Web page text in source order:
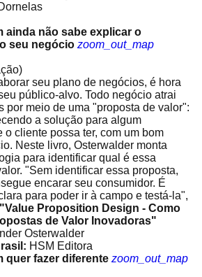
ainda não sabe explicar o
seu negócio zoom_out_map
seu plano de negócios, é hora
público-alvo. Todo negócio atrai
por meio de uma "proposta de valor":
a solução para algum
o cliente possa ter, com um bom
Neste livro, Osterwalder monta
para identificar qual é essa
"Sem identificar essa proposta,
encarar seu consumidor. É
para poder ir à campo e testá-la",
"Value Proposition Design - Como
de Valor Inovadoras"
Osterwalder
HSM Editora
quer fazer diferente zoom_out_map